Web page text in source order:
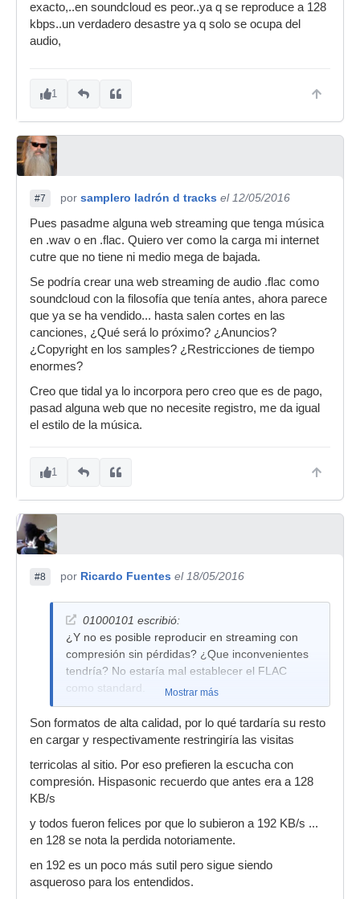
exacto,..en soundcloud es peor..ya q se reproduce a 128
kbps..un verdadero desastre ya q solo se ocupa del
audio,
1
#7 por samplero ladrón d tracks el 12/05/2016
Pues pasadme alguna web streaming que tenga música
en .wav o en .flac. Quiero ver como la carga mi internet
cutre que no tiene ni medio mega de bajada.
Se podría crear una web streaming de audio .flac como
soundcloud con la filosofía que tenía antes, ahora parece
que ya se ha vendido... hasta salen cortes en las
canciones, ¿Qué será lo próximo? ¿Anuncios?
¿Copyright en los samples? ¿Restricciones de tiempo
enormes?
Creo que tidal ya lo incorpora pero creo que es de pago,
pasad alguna web que no necesite registro, me da igual
el estilo de la música.
1
#8 por Ricardo Fuentes el 18/05/2016
01000101 escribió:
¿Y no es posible reproducir en streaming con
compresión sin pérdidas? ¿Que inconvenientes
tendría? No estaría mal establecer el FLAC
como standard.
Mostrar más
Son formatos de alta calidad, por lo qué tardaría su resto
en cargar y respectivamente restringiría las visitas
terricolas al sitio. Por eso prefieren la escucha con
compresión. Hispasonic recuerdo que antes era a 128
KB/s
y todos fueron felices por que lo subieron a 192 KB/s ...
en 128 se nota la perdida notoriamente.
en 192 es un poco más sutil pero sigue siendo
asqueroso para los entendidos.